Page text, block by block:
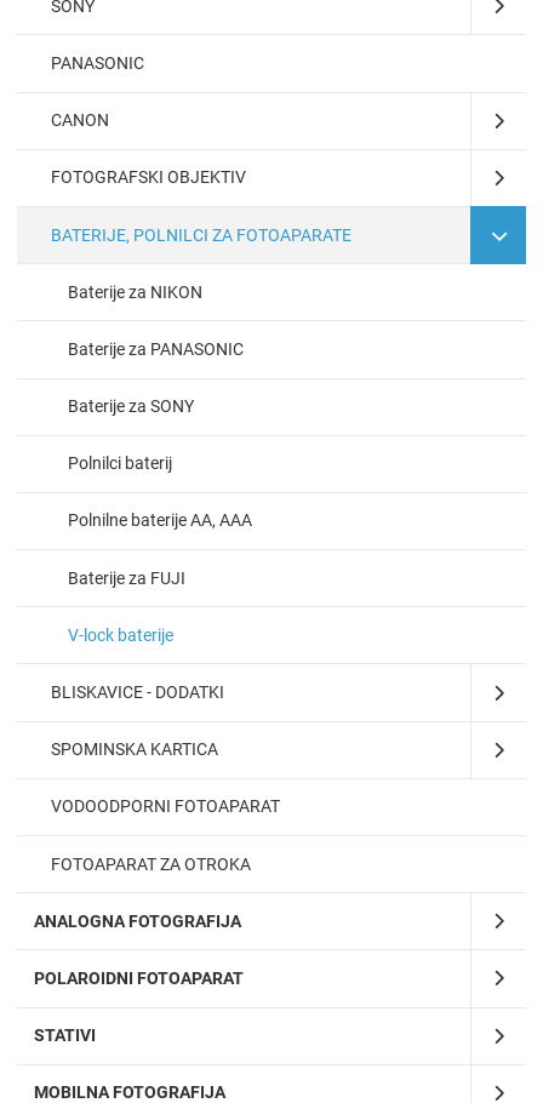
SONY
PANASONIC
CANON
FOTOGRAFSKI OBJEKTIV
BATERIJE, POLNILCI ZA FOTOAPARATE
Baterije za NIKON
Baterije za PANASONIC
Baterije za SONY
Polnilci baterij
Polnilne baterije AA, AAA
Baterije za FUJI
V-lock baterije
BLISKAVICE - DODATKI
SPOMINSKA KARTICA
VODOODPORNI FOTOAPARAT
FOTOAPARAT ZA OTROKA
ANALOGNA FOTOGRAFIJA
POLAROIDNI FOTOAPARAT
STATIVI
MOBILNA FOTOGRAFIJA